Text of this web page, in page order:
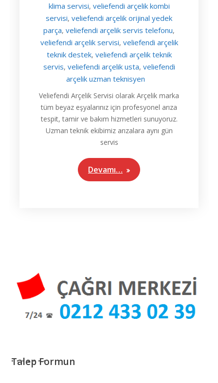
klima servisi, veliefendi arçelik kombi
servisi, veliefendi arçelik orijinal yedek
parça, veliefendi arçelik servis telefonu,
veliefendi arçelik servisi, veliefendi arçelik
teknik destek, veliefendi arçelik teknik
servis, veliefendi arçelik usta, veliefendi
arçelik uzman teknisyen
Veliefendi Arçelik Servisi olarak Arçelik marka
tüm beyaz eşyalarınız için profesyonel arıza
tespit, tamir ve bakım hizmetleri sunuyoruz.
Uzman teknik ekibimiz arızalara aynı gün
servis
Devamı…
Talep Formun